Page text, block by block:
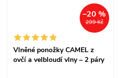
299 Kč
–20 %
Vlněné ponožky CAMEL z
ovčí a velbloudí vlny – 2 páry